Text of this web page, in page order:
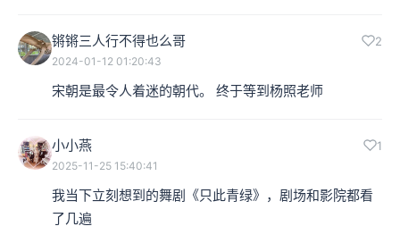
锵锵三人行不得也么哥 2
2024-01-12 01:20:43
宋朝是最令人着迷的朝代。 终于等到杨照老师
小小燕 1
2025-11-25 15:40:41
我当下立刻想到的舞剧《只此青绿》，剧场和影院都看
了几遍